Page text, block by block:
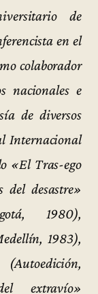
de
en el
colaborador
nacionales e
de diversos
Internacional
«El Tras-ego
del desastre»
1980),
1983),
extravío»